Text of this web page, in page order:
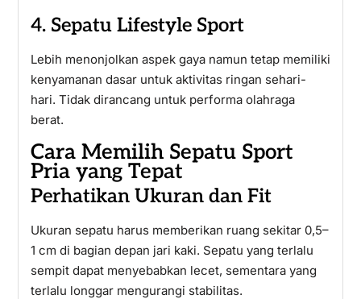
4. Sepatu Lifestyle Sport
Lebih menonjolkan aspek gaya namun tetap memiliki
kenyamanan dasar untuk aktivitas ringan sehari-
hari. Tidak dirancang untuk performa olahraga
berat.
Cara Memilih Sepatu Sport
Pria yang Tepat
Perhatikan Ukuran dan Fit
Ukuran sepatu harus memberikan ruang sekitar 0,5–
1 cm di bagian depan jari kaki. Sepatu yang terlalu
sempit dapat menyebabkan lecet, sementara yang
terlalu longgar mengurangi stabilitas.